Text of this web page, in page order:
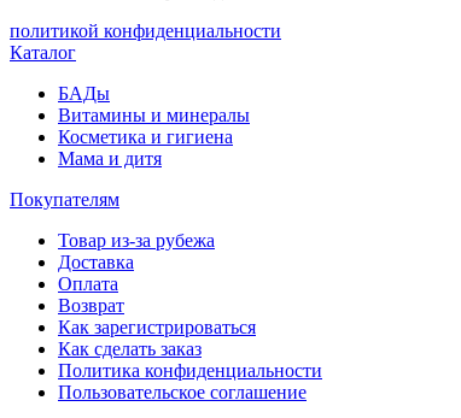
политикой конфиденциальности
Каталог
БАДы
Витамины и минералы
Косметика и гигиена
Мама и дитя
Покупателям
Товар из-за рубежа
Доставка
Оплата
Возврат
Как зарегистрироваться
Как сделать заказ
Политика конфиденциальности
Пользовательское соглашение